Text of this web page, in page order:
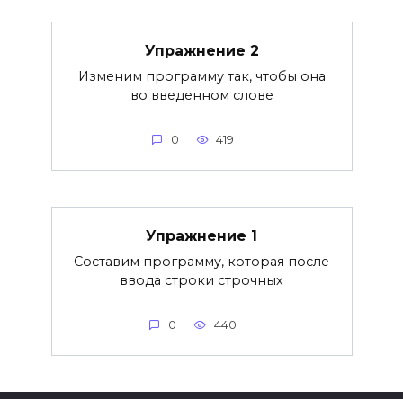
Упражнение 2
Изменим программу так, чтобы она
во введенном слове
0 419
Упражнение 1
Составим программу, которая после
ввода строки строчных
0 440